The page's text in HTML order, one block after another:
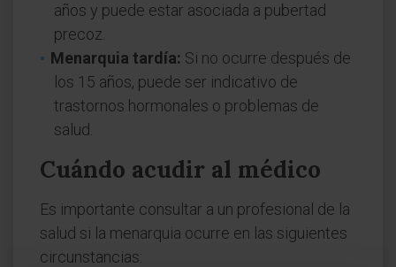
años y puede estar asociada a pubertad
precoz.
Menarquia tardía: Si no ocurre después de
los 15 años, puede ser indicativo de
trastornos hormonales o problemas de
salud.
Cuándo acudir al médico
Es importante consultar a un profesional de la
salud si la menarquia ocurre en las siguientes
circunstancias: